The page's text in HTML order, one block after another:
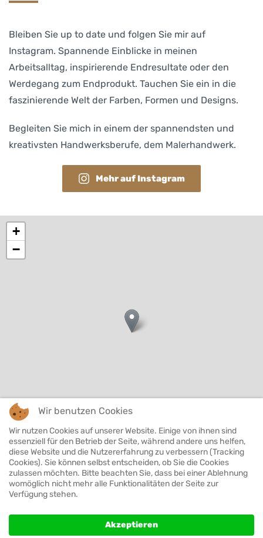
Bleiben Sie up to date und folgen Sie mir auf
Instagram. Spannende Einblicke in meinen
Arbeitsalltag, inspirierende Endresultate oder den
Werdegang zum Endprodukt. Tauchen Sie ein in die
faszinierende Welt der Farben, Formen und Designs.
Begleiten Sie mich in einem der spannendsten und
kreativsten Handwerksberufe, dem Malerhandwerk.
Mehr auf Instagram
+
−
Leaflet |©OpenStreetMap
Neu Denken
Wanddesign -
Gestaltung
Wir benutzen Cookies
Wir nutzen Cookies auf unserer Website. Einige von ihnen sind
essenziell für den Betrieb der Seite, während andere uns helfen,
diese Website und die Nutzererfahrung zu verbessern (Tracking
Cookies). Sie können selbst entscheiden, ob Sie die Cookies
zulassen möchten. Bitte beachten Sie, dass bei einer Ablehnung
womöglich nicht mehr alle Funktionalitäten der Seite zur
Verfügung stehen.
Akzeptieren